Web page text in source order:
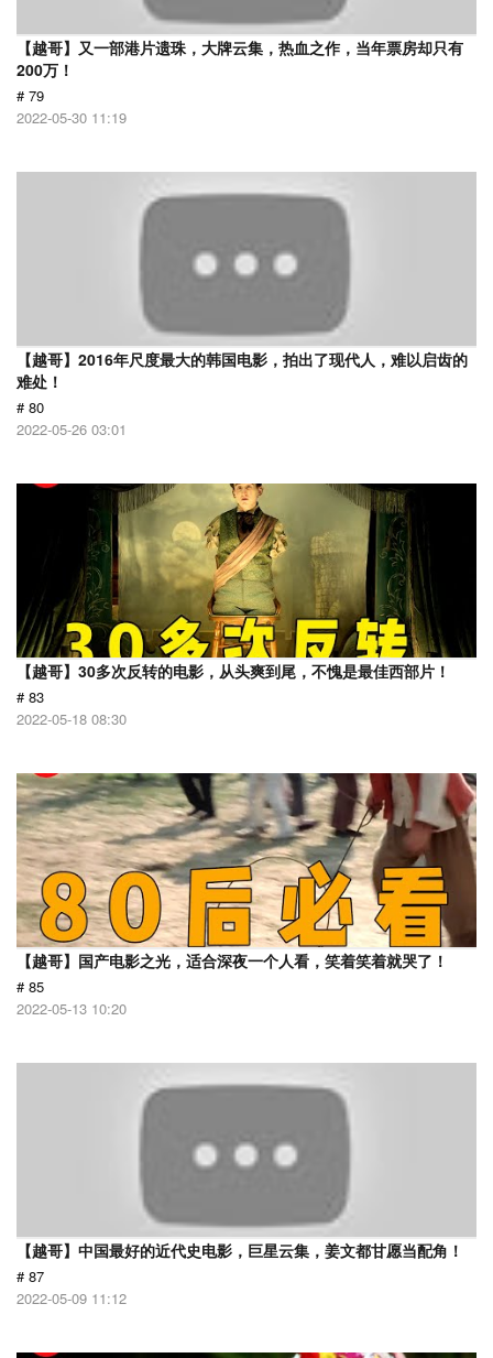
【越哥】又一部港片遗珠，大牌云集，热血之作，当年票房却只有
200万！
# 79
2022-05-30 11:19
【越哥】2016年尺度最大的韩国电影，拍出了现代人，难以启齿的
难处！
# 80
2022-05-26 03:01
【越哥】30多次反转的电影，从头爽到尾，不愧是最佳西部片！
# 83
2022-05-18 08:30
【越哥】国产电影之光，适合深夜一个人看，笑着笑着就哭了！
# 85
2022-05-13 10:20
【越哥】中国最好的近代史电影，巨星云集，姜文都甘愿当配角！
# 87
2022-05-09 11:12